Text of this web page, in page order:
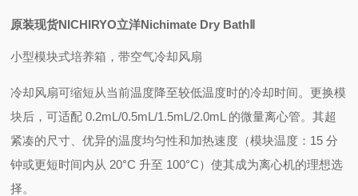
原装现货NICHIRYO立洋Nichimate Dry BathⅡ
小型模块式培养箱，带空气冷却风扇
冷却风扇可缩短从当前温度降至较低温度时的冷却时间。更换模
块后，可适配 0.2mL/0.5mL/1.5mL/2.0mL 的微量离心管。其超
紧凑的尺寸、优异的温度均匀性和加热速度 （模块温度：15 分
钟或更短时间内从 20°C 升至 100°C）使其成为离心机的理想选
择。